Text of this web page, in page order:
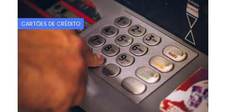
CARTÕES DE CRÉDITO